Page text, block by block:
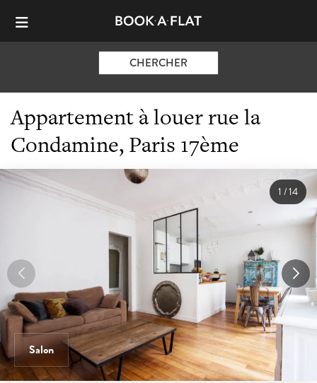
CHERCHER
Appartement à louer rue la
Condamine, Paris 17ème
Salon
1 /14